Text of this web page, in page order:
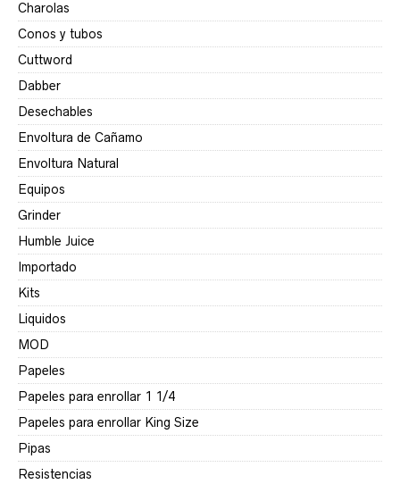
Charolas
Conos y tubos
Cuttword
Dabber
Desechables
Envoltura de Cañamo
Envoltura Natural
Equipos
Grinder
Humble Juice
Importado
Kits
Liquidos
MOD
Papeles
Papeles para enrollar 1 1/4
Papeles para enrollar King Size
Pipas
Resistencias